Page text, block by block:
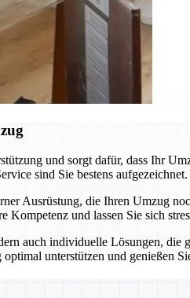
und sorgt dafür, dass Ihr
sind Sie bestens aufgezeichnet.
Ausrüstung, die Ihren Umzug
und lassen Sie sich
auch individuelle Lösungen,
unterstützen und genießen